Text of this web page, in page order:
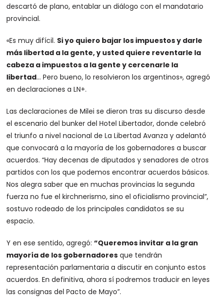
descartó de plano, entablar un diálogo con el mandatario
provincial.
«Es muy difícil. Si yo quiero bajar los impuestos y darle
más libertad a la gente, y usted quiere reventarle la
cabeza a impuestos a la gente y cercenarle la
libertad… Pero bueno, lo resolvieron los argentinos», agregó
en declaraciones a LN+.
Las declaraciones de Milei se dieron tras su discurso desde
el escenario del bunker del Hotel Libertador, donde celebró
el triunfo a nivel nacional de La Libertad Avanza y adelantó
que convocará a la mayoría de los gobernadores a buscar
acuerdos. “Hay decenas de diputados y senadores de otros
partidos con los que podemos encontrar acuerdos básicos.
Nos alegra saber que en muchas provincias la segunda
fuerza no fue el kirchnerismo, sino el oficialismo provincial”,
sostuvo rodeado de los principales candidatos se su
espacio.
Y en ese sentido, agregó:“Queremos invitar a la gran
mayoría de los gobernadores que tendrán
representación parlamentaria a discutir en conjunto estos
acuerdos. En definitiva, ahora sí podremos traducir en leyes
las consignas del Pacto de Mayo”.